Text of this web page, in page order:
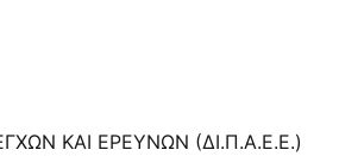
ΚΑΙ ΕΡΕΥΝΩΝ (ΔΙ.Π.Α.Ε.Ε.)